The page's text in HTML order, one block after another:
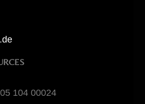
104 00024